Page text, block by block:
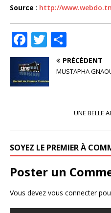
Source : http://
F
a
c
e
k
T
w
it
te
ar
ta
PRÉCÉDENT
MUSTAPHA
UNE BELLE
SOYEZ LE PREMIER À
Poster un
Vous devez vous connecter